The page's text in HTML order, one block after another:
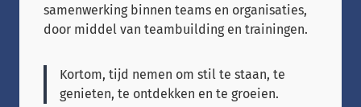
samenwerking binnen teams en organisaties,
door middel van teambuilding en trainingen.
Kortom, tijd nemen om stil te staan, te
genieten, te ontdekken en te groeien.